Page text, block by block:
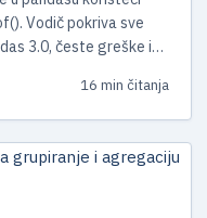
Vodič pokriva sve
3.0, česte greške i
16 min čitanja